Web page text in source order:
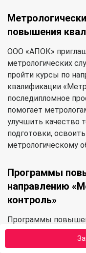
повышения
ООО «АПОК»
метрологических
пройти курсы по
квалификации
последипломное
помогает
улучшить качество
подготовки,
метрологическому
Программы
направлению
контроль»
Программы
АПОК направлены
приобретение